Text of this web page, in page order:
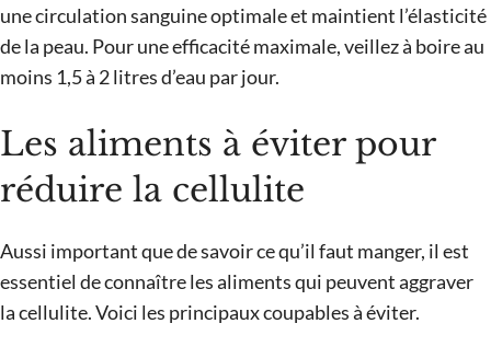
une circulation sanguine optimale et maintient l’élasticité
de la peau. Pour une efficacité maximale, veillez à boire au
moins 1,5 à 2 litres d’eau par jour.
Les aliments à éviter pour
réduire la cellulite
Aussi important que de savoir ce qu’il faut manger, il est
essentiel de connaître les aliments qui peuvent aggraver
la cellulite. Voici les principaux coupables à éviter.